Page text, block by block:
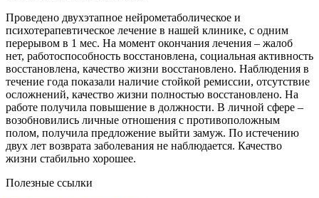
Проведено двухэтапное нейрометаболическое и
психотерапевтическое лечение в нашей клинике, с одним
перерывом в 1 мес. На момент окончания лечения – жалоб
нет, работоспособность восстановлена, социальная активность
восстановлена, качество жизни восстановлено. Наблюдения в
течение года показали наличие стойкой ремиссии, отсутствие
осложнений, качество жизни полностью восстановлено. На
работе получила повышение в должности. В личной сфере –
возобновились личные отношения с противоположным
полом, получила предложение выйти замуж. По истечению
двух лет возврата заболевания не наблюдается. Качество
жизни стабильно хорошее.
Полезные ссылки